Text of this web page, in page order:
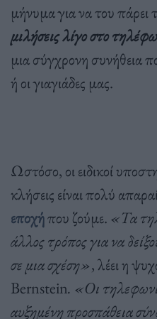
μήνυμα για να του πάρει
μιλήσεις λίγο στο
μια σύγχρονη συνήθεια
ή οι γιαγιάδες μας.
Ωστόσο, οι ειδικοί
κλήσεις είναι πολύ
εποχήπου ζούμε. «Τα
άλλος τρόπος για να
σε μια σχέση», λέει η
Bernstein. «Οι
αυξημένη προσπάθεια